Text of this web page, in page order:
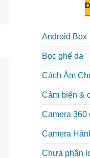
Android Box
Bọc ghế da
Cách Âm
Cảm biến &
Camera 360
Camera
Chưa phân